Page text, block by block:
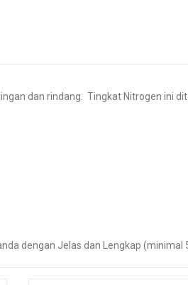
dan rindang. Tingkat Nitrogen ini
dengan Jelas dan Lengkap (minimal